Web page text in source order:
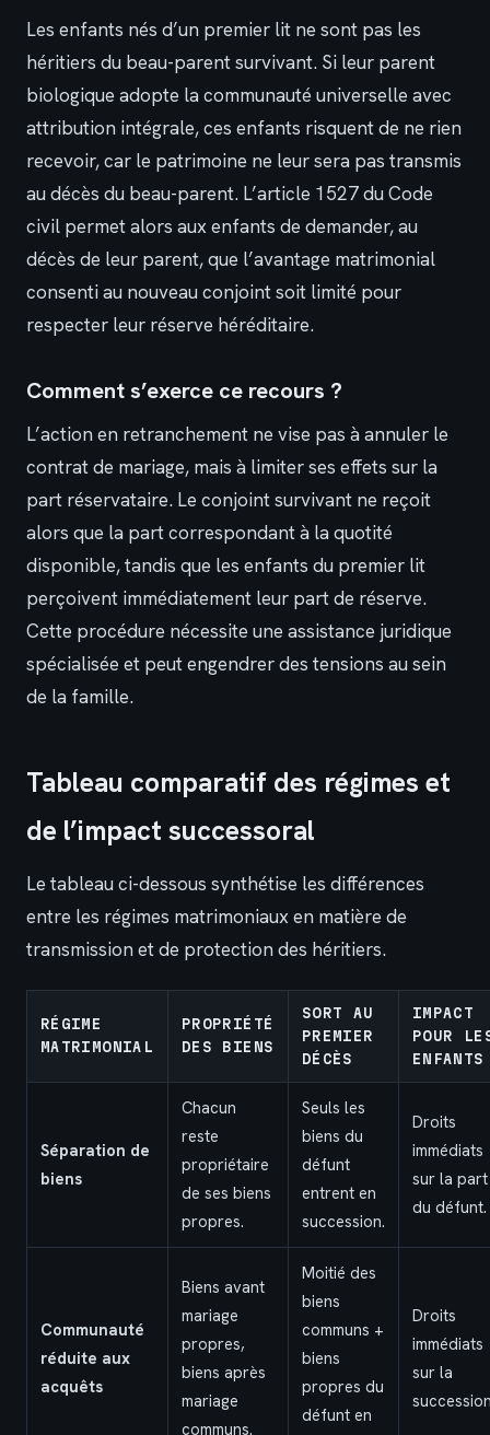
Les enfants nés d’un premier lit ne sont pas les
héritiers du beau-parent survivant. Si leur parent
biologique adopte la communauté universelle avec
attribution intégrale, ces enfants risquent de ne rien
recevoir, car le patrimoine ne leur sera pas transmis
au décès du beau-parent. L’article 1527 du Code
civil permet alors aux enfants de demander, au
décès de leur parent, que l’avantage matrimonial
consenti au nouveau conjoint soit limité pour
respecter leur réserve héréditaire.
Comment s’exerce ce recours ?
L’action en retranchement ne vise pas à annuler le
contrat de mariage, mais à limiter ses effets sur la
part réservataire. Le conjoint survivant ne reçoit
alors que la part correspondant à la quotité
disponible, tandis que les enfants du premier lit
perçoivent immédiatement leur part de réserve.
Cette procédure nécessite une assistance juridique
spécialisée et peut engendrer des tensions au sein
de la famille.
Tableau comparatif des régimes et
de l’impact successoral
Le tableau ci-dessous synthétise les différences
entre les régimes matrimoniaux en matière de
transmission et de protection des héritiers.
RÉGIME
MATRIMONIAL
PROPRIÉTÉ
DES BIENS
SORT AU
PREMIER
DÉCÈS
IMPACT
POUR
ENFANTS
Séparation de
biens
Chacun
reste
propriétaire
de ses biens
propres.
Seuls les
biens du
défunt
entrent en
succession.
Droits
immédiats
sur la part
du défunt.
Communauté
réduite aux
acquêts
Biens avant
mariage
propres,
biens après
mariage
communs.
Moitié des
biens
communs +
biens
propres du
défunt en
Droits
immédiats
sur la